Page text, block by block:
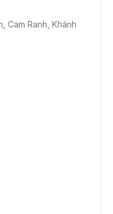
Cam Ranh, Khánh